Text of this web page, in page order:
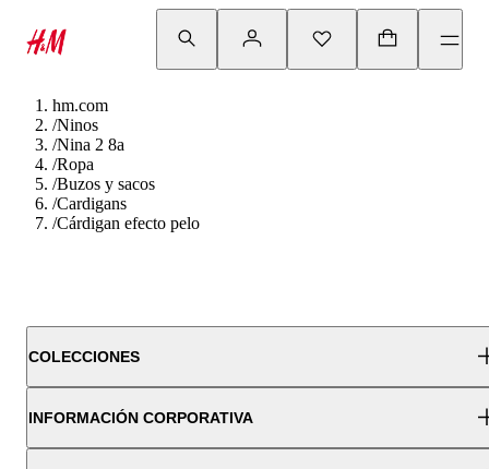
hm.com
/Ninos
/Nina 2 8a
/Ropa
/Buzos y sacos
/Cardigans
/Cárdigan efecto pelo
COLECCIONES
INFORMACIÓN CORPORATIVA